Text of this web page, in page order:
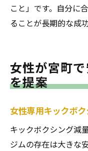
こと」です。自分に
ることが長期的な成
女性が宮町
を提案
女性専用キックボ
キックボクシング減
ジムの存在は大きな